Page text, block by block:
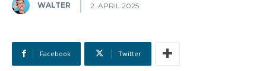
WALTER 2. APRIL 2025
Facebook Twitter